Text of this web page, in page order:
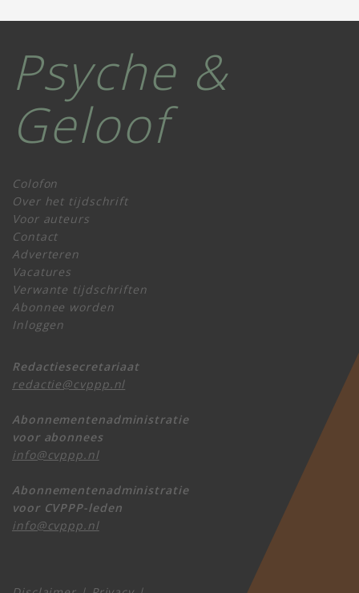
Psyche &
Geloof
Colofon
Over het tijdschrift
Voor auteurs
Contact
Adverteren
Vacatures
Verwante tijdschriften
Abonnee worden
Inloggen
Redactiesecretariaat
redactie@cvppp.nl
Abonnementenadministratie
voor abonnees
info@cvppp.nl
Abonnementenadministratie
voor CVPPP-leden
info@cvppp.nl